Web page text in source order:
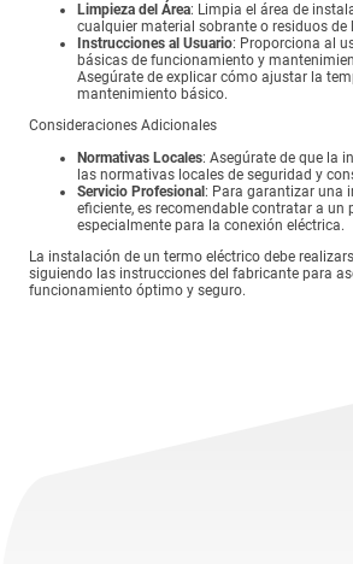
Limpieza del Área: Limpia el área de
cualquier material sobrante o residuos de
Instrucciones al Usuario: Proporciona al
básicas de funcionamiento y
Asegúrate de explicar cómo ajustar la
mantenimiento básico.
Consideraciones Adicionales
Normativas Locales: Asegúrate de que la
las normativas locales de seguridad y
Servicio Profesional: Para garantizar una
eficiente, es recomendable contratar a un
especialmente para la conexión eléctrica.
La instalación de un termo eléctrico debe
siguiendo las instrucciones del fabricante para
funcionamiento óptimo y seguro.